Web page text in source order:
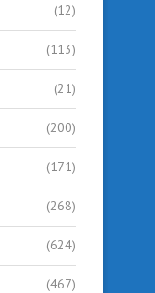
(12)
(113)
(21)
(200)
(171)
(268)
(624)
(467)